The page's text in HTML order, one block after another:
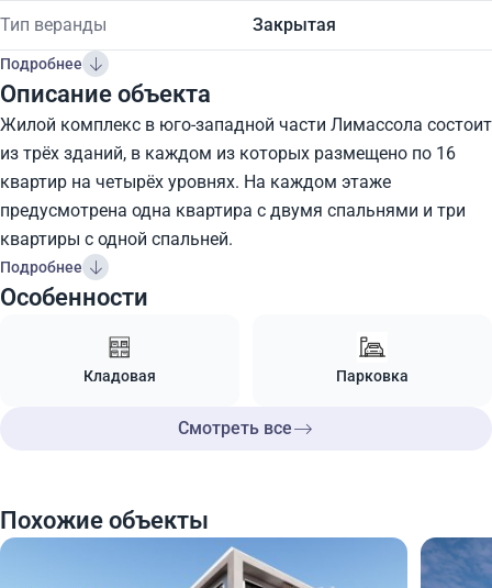
Тип веранды Закрытая
Подробнее
Описание объекта
Жилой комплекс в юго-западной части Лимассола состоит
из трёх зданий, в каждом из которых размещено по 16
квартир на четырёх уровнях. На каждом этаже
предусмотрена одна квартира с двумя спальнями и три
квартиры с одной спальней.
Подробнее
Особенности
Кладовая Парковка
Смотреть все
Похожие объекты